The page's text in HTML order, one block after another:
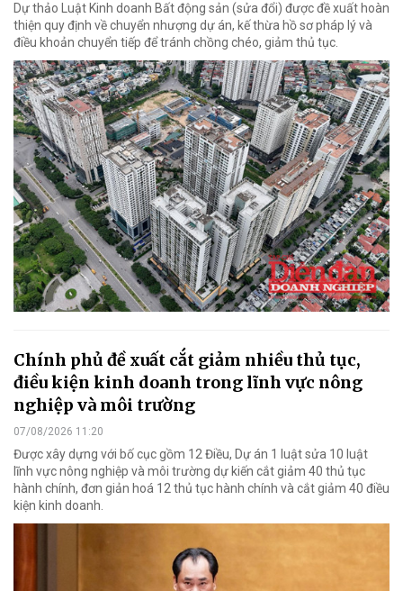
Dự thảo Luật Kinh doanh Bất động sản (sửa đổi) được đề xuất hoàn
thiện quy định về chuyển nhượng dự án, kế thừa hồ sơ pháp lý và
điều khoản chuyển tiếp để tránh chồng chéo, giảm thủ tục.
Chính phủ đề xuất cắt giảm nhiều thủ tục,
điều kiện kinh doanh trong lĩnh vực nông
nghiệp và môi trường
07/08/2026 11:20
Được xây dựng với bố cục gồm 12 Điều, Dự án 1 luật sửa 10 luật
lĩnh vực nông nghiệp và môi trường dự kiến cắt giảm 40 thủ tục
hành chính, đơn giản hoá 12 thủ tục hành chính và cắt giảm 40 điều
kiện kinh doanh.